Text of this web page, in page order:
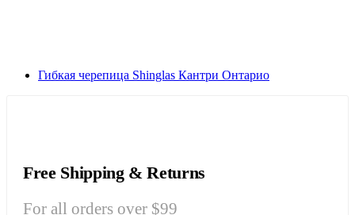
Гибкая черепица Shinglas Кантри Онтарио
Free Shipping & Returns
For all orders over $99